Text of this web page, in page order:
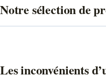
Notre sélection de
Les inconvénients